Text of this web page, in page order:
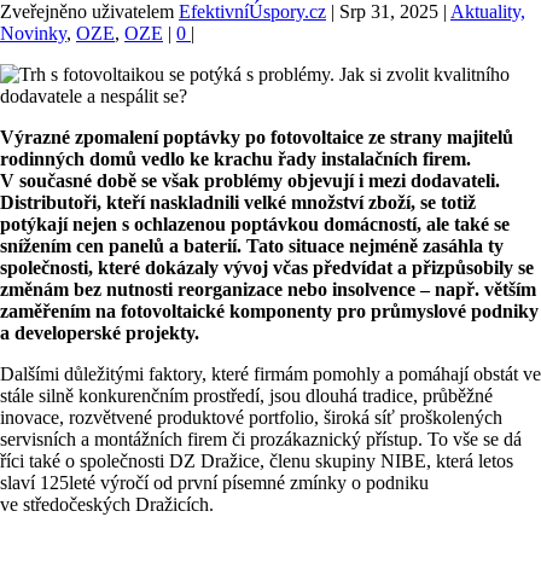
Zveřejněno uživatelem EfektivníÚspory.cz | Srp 31, 2025 | Aktuality,
Novinky, OZE, OZE | 0 |
Výrazné zpomalení poptávky po fotovoltaice ze strany majitelů
rodinných domů vedlo ke krachu řady instalačních firem.
V současné době se však problémy objevují i mezi dodavateli.
Distributoři, kteří naskladnili velké množství zboží, se totiž
potýkají nejen s ochlazenou poptávkou domácností, ale také se
snížením cen panelů a baterií. Tato situace nejméně zasáhla ty
společnosti, které dokázaly vývoj včas předvídat a přizpůsobily se
změnám bez nutnosti reorganizace nebo insolvence – např. větším
zaměřením na fotovoltaické komponenty pro průmyslové podniky
a developerské projekty.
Dalšími důležitými faktory, které firmám pomohly a pomáhají obstát ve
stále silně konkurenčním prostředí, jsou dlouhá tradice, průběžné
inovace, rozvětvené produktové portfolio, široká síť proškolených
servisních a montážních firem či prozákaznický přístup. To vše se dá
říci také o společnosti DZ Dražice, členu skupiny NIBE, která letos
slaví 125leté výročí od první písemné zmínky o podniku
ve středočeských Dražicích.